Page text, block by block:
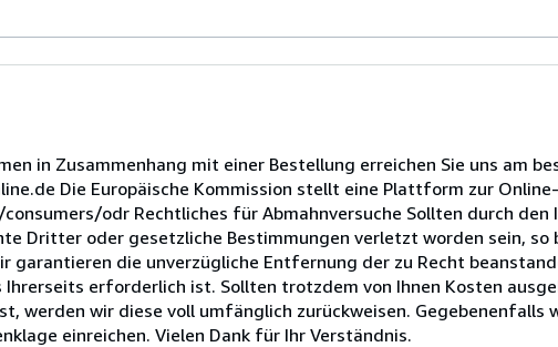
in Zusammenhang mit einer Bestellung erreichen Sie uns am
Die Europäische Kommission stellt eine Plattform zur
odr Rechtliches für Abmahnversuche Sollten durch den
Dritter oder gesetzliche Bestimmungen verletzt worden sein, so
garantieren die unverzügliche Entfernung der zu Recht
erforderlich ist. Sollten trotzdem von Ihnen Kosten
werden wir diese voll umfänglich zurückweisen. Gegebenenfalls
einreichen. Vielen Dank für Ihr Verständnis.